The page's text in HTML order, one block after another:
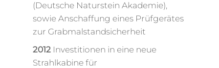
(Deutsche Naturstein Akademie),
sowie Anschaffung eines Prüfgerätes
zur Grabmalstandsicherheit
2012Investitionen in eine neue
Strahlkabine für